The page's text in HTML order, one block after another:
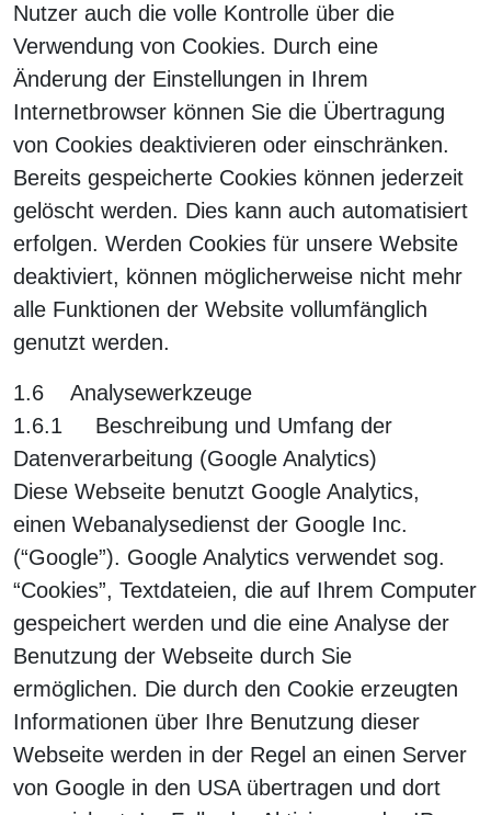
Nutzer auch die volle Kontrolle über die
Verwendung von Cookies. Durch eine
Änderung der Einstellungen in Ihrem
Internetbrowser können Sie die Übertragung
von Cookies deaktivieren oder einschränken.
Bereits gespeicherte Cookies können jederzeit
gelöscht werden. Dies kann auch automatisiert
erfolgen. Werden Cookies für unsere Website
deaktiviert, können möglicherweise nicht mehr
alle Funktionen der Website vollumfänglich
genutzt werden.
1.6 Analysewerkzeuge
1.6.1 Beschreibung und Umfang der
Datenverarbeitung (Google Analytics)
Diese Webseite benutzt Google Analytics,
einen Webanalysedienst der Google Inc.
(“Google”). Google Analytics verwendet sog.
“Cookies”, Textdateien, die auf Ihrem Computer
gespeichert werden und die eine Analyse der
Benutzung der Webseite durch Sie
ermöglichen. Die durch den Cookie erzeugten
Informationen über Ihre Benutzung dieser
Webseite werden in der Regel an einen Server
von Google in den USA übertragen und dort